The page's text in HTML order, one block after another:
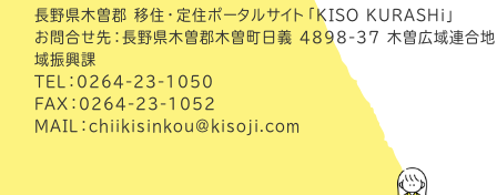
長野県木曽郡 移住・定住ポータルサイト「KISO KURASHi」
お問合せ先：長野県木曽郡木曽町日義 4898-37 木曽広域連合地
域振興課
TEL：0264-23-1050
FAX：0264-23-1052
MAIL：chiikisinkou@kisoji.com